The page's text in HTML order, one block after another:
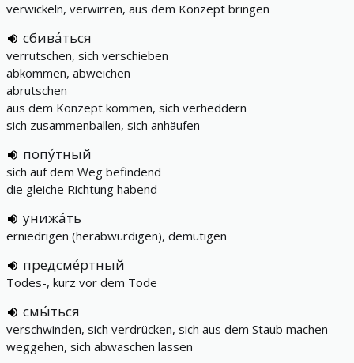
verwickeln, verwirren, aus dem Konzept bringen
сбива́ться
verrutschen, sich verschieben
abkommen, abweichen
abrutschen
aus dem Konzept kommen, sich verheddern
sich zusammenballen, sich anhäufen
попу́тный
sich auf dem Weg befindend
die gleiche Richtung habend
унижа́ть
erniedrigen (herabwürdigen), demütigen
предсме́ртный
Todes-, kurz vor dem Tode
смы́ться
verschwinden, sich verdrücken, sich aus dem Staub machen
weggehen, sich abwaschen lassen